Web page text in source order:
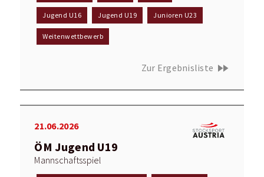
Jugend U16 Jugend U19 Junioren U23
Weitenwettbewerb
Zur Ergebnisliste fast_forward
21.06.2026
ÖM Jugend U19
Mannschaftsspiel